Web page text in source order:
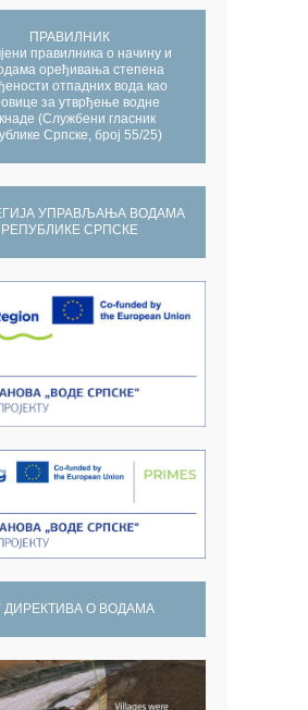
ПРАВИЛНИК
правилника о начину и
оређивања степена
отпадних вода као
за утврђење водне
(Службени гласник
Српске, број 55/25)
УПРАВЉАЊА ВОДАМА
РЕПУБЛИКЕ СРПСКЕ
ДИРЕКТИВА О ВОДАМА